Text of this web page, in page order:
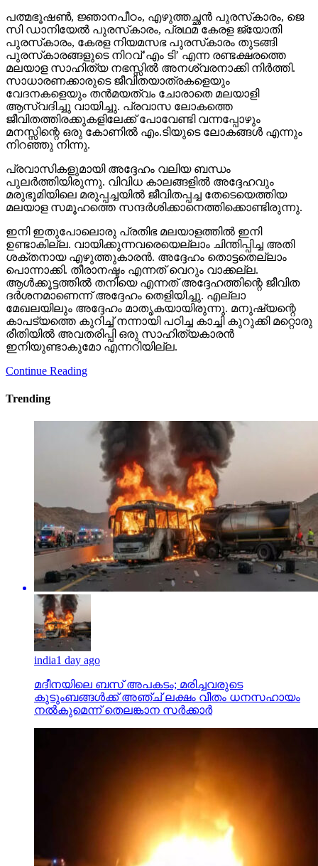
പത്മഭൂഷണ്‍, ജ്ഞാനപീഠം, എഴുത്തച്ഛന്‍ പുരസ്‌കാരം, ജെ
സി ഡാനിയേല്‍ പുരസ്‌കാരം, പ്രഥമ കേരള ജ്യോതി
പുരസ്‌കാരം, കേരള നിയമസഭ പുരസ്‌കാരം തുടങ്ങി
പുരസ്‌കാരങ്ങളുടെ നിറവ്’എം ടി’ എന്ന രണ്ടക്ഷരത്തെ
മലയാള സാഹിത്യ നഭസ്സില്‍ അനശ്വരനാക്കി നിര്‍ത്തി.
സാധാരണക്കാരുടെ ജീവിതയാത്രകളെയും
വേദനകളെയും തന്‍മയത്വം ചോരാതെ മലയാളി
ആസ്വദിച്ചു വായിച്ചു. പ്രവാസ ലോകത്തെ
ജീവിതത്തിരക്കുകളിലേക്ക് പോവേണ്ടി വന്നപ്പോഴും
മനസ്സിന്റെ ഒരു കോണില്‍ എം.ടിയുടെ ലോകങ്ങള്‍ എന്നും
നിറഞ്ഞു നിന്നു.
പ്രവാസികളുമായി അദ്ദേഹം വലിയ ബന്ധം
പുലര്‍ത്തിയിരുന്നു. വിവിധ കാലങ്ങളില്‍ അദ്ദേഹവും
മരുഭൂമിയിലെ മരുപ്പച്ചയില്‍ ജീവിതപ്പച്ച തേടെയെത്തിയ
മലയാള സമൂഹത്തെ സന്ദര്‍ശിക്കാനെത്തിക്കൊണ്ടിരുന്നു.
ഇനി ഇതുപോലൊരു പ്രതിഭ മലയാളത്തില്‍ ഇനി
ഉണ്ടാകില്ല. വായിക്കുന്നവരെയെല്ലാം ചിന്തിപ്പിച്ച അതി
ശക്തനായ എഴുത്തുകാരന്‍. അദ്ദേഹം തൊട്ടതെല്ലാം
പൊന്നാക്കി. തീരാനഷ്ടം എന്നത് വെറും വാക്കല്ല.
ആള്‍ക്കൂട്ടത്തില്‍ തനിയെ എന്നത് അദ്ദേഹത്തിന്റെ ജീവിത
ദര്‍ശനമാണെന്ന് അദ്ദേഹം തെളിയിച്ചു. എല്ലാ
മേഖലയിലും അദ്ദേഹം മാതൃകയായിരുന്നു. മനുഷ്യന്റെ
കാപട്യത്തെ കുറിച്ച് നന്നായി പഠിച്ച കാച്ചി കുറുക്കി മറ്റൊരു
രീതിയില്‍ അവതരിപ്പി ഒരു സാഹിത്യകാരന്‍
ഇനിയുണ്ടാകുമോ എന്നറിയില്ല.
Continue Reading
Trending
india1 day ago
മദീനയിലെ ബസ് അപകടം; മരിച്ചവരുടെ
കുടുംബങ്ങള്‍ക്ക് അഞ്ച് ലക്ഷം വീതം ധനസഹായം
നല്‍കുമെന്ന് തെലങ്കാന സര്‍ക്കാര്‍